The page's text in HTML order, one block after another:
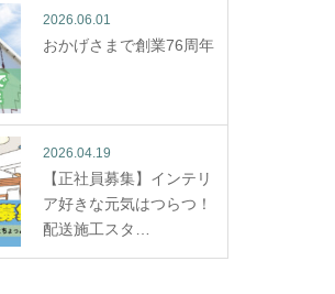
2026.06.01
おかげさまで創業76周年
2026.04.19
【正社員募集】インテリ
ア好きな元気はつらつ！
配送施工スタ…